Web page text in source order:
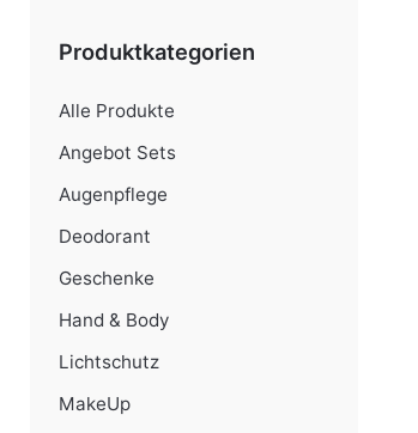
Produktkategorien
Alle Produkte
Angebot Sets
Augenpflege
Deodorant
Geschenke
Hand & Body
Lichtschutz
MakeUp